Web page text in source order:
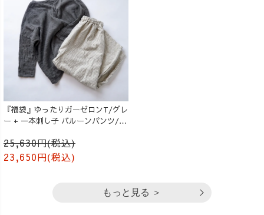
『福袋』ゆったりガーゼロンT/グレ
ー + 一本刺し子 バルーンパンツ/生
25,630円(税込)
23,650円(税込)
もっと見る ＞